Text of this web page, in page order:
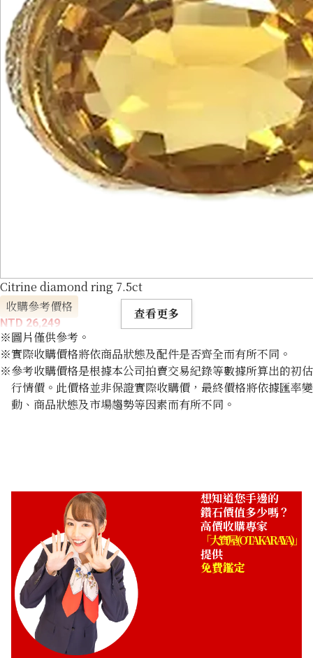
Citrine diamond ring 7.5ct
收購參考價格
NTD 26,249
查看更多
※圖片僅供參考。
※實際收購價格將依商品狀態及配件是否齊全而有所不同。
※參考收購價格是根據本公司拍賣交易紀錄等數據所算出的初估
行情價。此價格並非保證實際收購價，最終價格將依據匯率變
動、商品狀態及市場趨勢等因素而有所不同。
想知道您手邊的
鑽石價值多少嗎？
高價收購專家
「大寶屋 (OTAKARAYA)」
提供
免費鑑定